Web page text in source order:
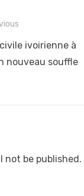
ivoirienne à
nouveau souffle
not be published.